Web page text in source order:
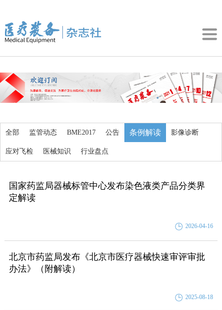
全部 监管动态 BME2017 公告 条例解读 影像诊断
应对飞检 医械知识 行业盘点
国家药监局器械标管中心发布染色液类产品分类界
定解读
2026-04-16
北京市药监局发布《北京市医疗器械快速审评审批
办法》（附解读）
2025-08-18